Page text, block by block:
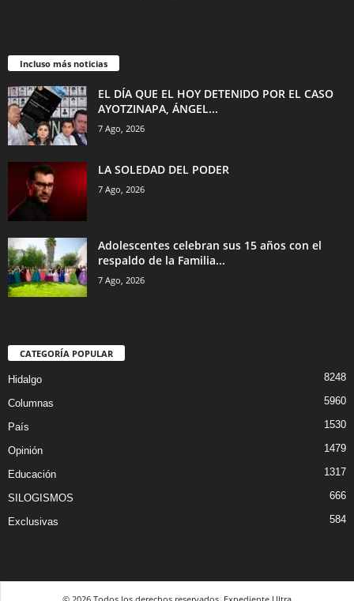
Incluso más noticias
EL DÍA QUE EL HOY DETENIDO POR EL CASO
AYOTZINAPA, ÁNGEL...
7 Ago, 2026
LA SOLEDAD DEL PODER
7 Ago, 2026
Adolescentes celebran sus 15 años con el
respaldo de la Familia...
7 Ago, 2026
CATEGORÍA POPULAR
Hidalgo 8248
Columnas 5960
País 1530
Opinión 1479
Educación 1317
SILOGISMOS 666
Exclusivas 584